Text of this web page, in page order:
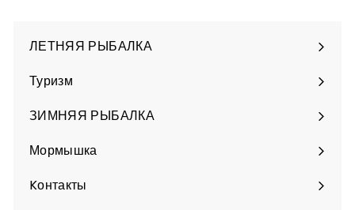
ЛЕТНЯЯ РЫБАЛКА
Разверните
подменю
Туризм
Разверните
подменю
ЗИМНЯЯ РЫБАЛКА
Разверните
подменю
Мормышка
Разверните
подменю
Kонтакты